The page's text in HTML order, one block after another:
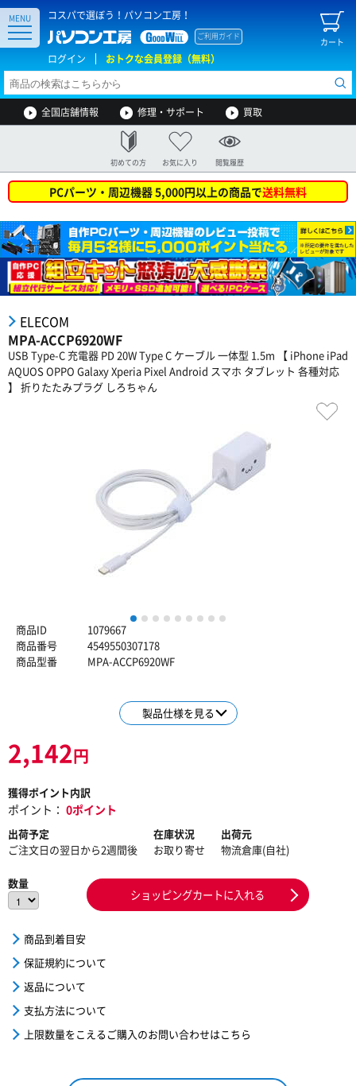
コスパで選ぼう！パソコン工房！
カート
ご利用ガイド
ログイン おトクな会員登録（無料）
MENU
全国店舗情報 修理・サポート 買取
初めての方 お気に入り 閲覧履歴
PCパーツ・周辺機器 5,000円以上の商品で送料無料
ELECOM
MPA-ACCP6920WF
USB Type-C 充電器 PD 20W Type C ケーブル 一体型 1.5m 【 iPhone iPad
AQUOS OPPO Galaxy Xperia Pixel Android スマホ タブレット 各種対応
】 折りたたみプラグ しろちゃん
1 2 3 4 5 6 7 8
商品ID
1079667
商品番号
4549550307178
商品型番
MPA-ACCP6920WF
製品仕様を見る
2,142円
獲得ポイント内訳
ポイント： 0ポイント
出荷予定
ご注文日の翌日から2週間後
在庫状況
お取り寄せ
出荷元
物流倉庫(自社)
数量
ショッピングカートに入れる
商品到着目安
保証規約について
返品について
支払方法について
上限数量をこえるご購入のお問い合わせはこちら